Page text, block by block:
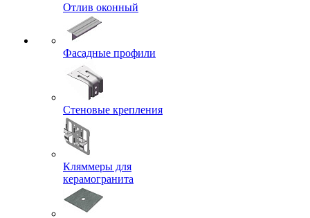
Отлив оконный
Фасадные профили
Стеновые крепления
Кляммеры для
керамогранита